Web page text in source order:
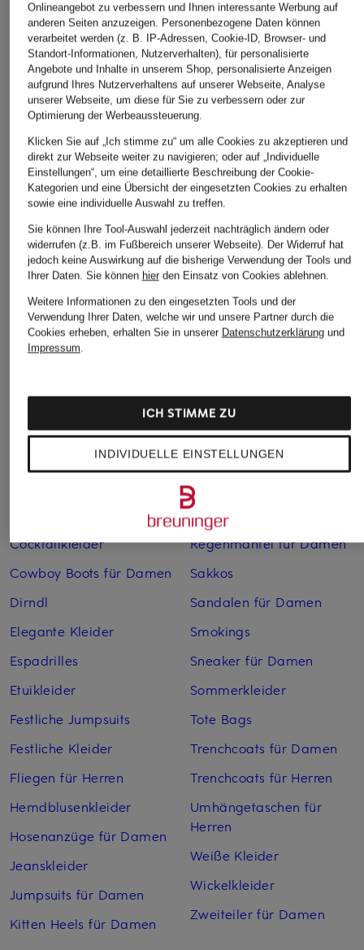
ARMEDANGELS
T-Shirt JAAMES
CHF 50
DRYKORN
T-Shirt ANTON
CHF 79
OLYMP
T-Shirt
Weitere Kategorien
Anzüge für Herren
Bademäntel für Herren
Bikinis für Damen
Cocktailkleider
Cowboy Boots für Damen
Dirndl
Elegante Kleider
Espadrilles
Etuikleider
Festliche Jumpsuits
Festliche Kleider
Fliegen für Herren
Hemdblusenkleider
Hosenanzüge für Damen
Jeanskleider
Jumpsuits für Damen
Kitten Heels für Damen
Lederjacken für Damen
Lederjacken für Herren
Leinenhosen für Herren
Leinenkleider
Maxikleider
Regenmäntel für Damen
Sakkos
Sandalen für Damen
Smokings
Sneaker für Damen
Sommerkleider
Tote Bags
Trenchcoats für Damen
Trenchcoats für Herren
Umhängetaschen für
Herren
Weiße Kleider
Wickelkleider
Zweiteiler für Damen
Onlineangebot zu verbessern und Ihnen interessante Werbung auf
anderen Seiten anzuzeigen. Personenbezogene Daten können
verarbeitet werden (z. B. IP-Adressen, Cookie-ID, Browser- und
Standort-Informationen, Nutzerverhalten), für personalisierte
Angebote und Inhalte in unserem Shop, personalisierte Anzeigen
aufgrund Ihres Nutzerverhaltens auf unserer Webseite, Analyse
unserer Webseite, um diese für Sie zu verbessern oder zur
Optimierung der Werbeaussteuerung.
Klicken Sie auf „Ich stimme zu“ um alle Cookies zu akzeptieren und
direkt zur Webseite weiter zu navigieren; oder auf „Individuelle
Einstellungen“, um eine detaillierte Beschreibung der Cookie-
Kategorien und eine Übersicht der eingesetzten Cookies zu erhalten
sowie eine individuelle Auswahl zu treffen.
Sie können Ihre Tool-Auswahl jederzeit nachträglich ändern oder
widerrufen (z.B. im Fußbereich unserer Webseite). Der Widerruf hat
jedoch keine Auswirkung auf die bisherige Verwendung der Tools und
Ihrer Daten. Sie können hierden Einsatz von Cookies ablehnen.
Weitere Informationen zu den eingesetzten Tools und der
Verwendung Ihrer Daten, welche wir und unsere Partner durch die
Cookies erheben, erhalten Sie in unserer Datenschutzerklärungund
Impressum.
INDIVIDUELLE EINSTELLUNGEN
ICH STIMME ZU